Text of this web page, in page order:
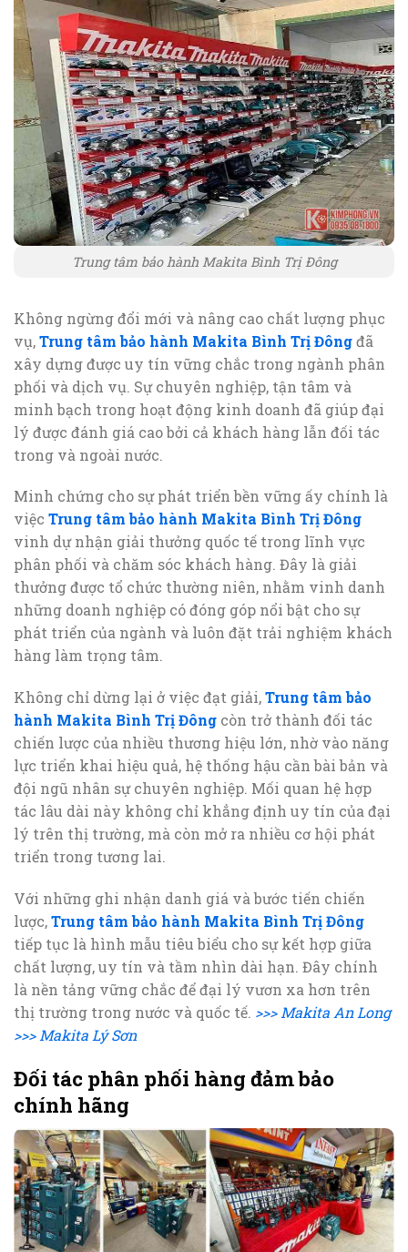
Trung tâm bảo hành Makita Bình Trị Đông
Không ngừng đổi mới và nâng cao chất lượng phục
vụ,Trung tâm bảo hành Makita Bình Trị Đôngđã
xây dựng được uy tín vững chắc trong ngành phân
phối và dịch vụ. Sự chuyên nghiệp, tận tâm và
minh bạch trong hoạt động kinh doanh đã giúp đại
lý được đánh giá cao bởi cả khách hàng lẫn đối tác
trong và ngoài nước.
Minh chứng cho sự phát triển bền vững ấy chính là
việc Trung tâm bảo hành Makita Bình Trị Đông
vinh dự nhận giải thưởng quốc tế trong lĩnh vực
phân phối và chăm sóc khách hàng. Đây là giải
thưởng được tổ chức thường niên, nhằm vinh danh
những doanh nghiệp có đóng góp nổi bật cho sự
phát triển của ngành và luôn đặt trải nghiệm khách
hàng làm trọng tâm.
Không chỉ dừng lại ở việc đạt giải,Trung tâm bảo
hành Makita Bình Trị Đông còn trở thành đối tác
chiến lược của nhiều thương hiệu lớn, nhờ vào năng
lực triển khai hiệu quả, hệ thống hậu cần bài bản và
đội ngũ nhân sự chuyên nghiệp. Mối quan hệ hợp
tác lâu dài này không chỉ khẳng định uy tín của đại
lý trên thị trường, mà còn mở ra nhiều cơ hội phát
triển trong tương lai.
Với những ghi nhận danh giá và bước tiến chiến
lược,Trung tâm bảo hành Makita Bình Trị Đông
tiếp tục là hình mẫu tiêu biểu cho sự kết hợp giữa
chất lượng, uy tín và tầm nhìn dài hạn. Đây chính
là nền tảng vững chắc để đại lý vươn xa hơn trên
thị trường trong nước và quốc tế. >>> Makita An Long
>>> Makita Lý Sơn
Đối tác phân phối hàng đảm bảo
chính hãng